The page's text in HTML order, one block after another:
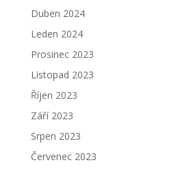
Duben 2024
Leden 2024
Prosinec 2023
Listopad 2023
Říjen 2023
Září 2023
Srpen 2023
Červenec 2023